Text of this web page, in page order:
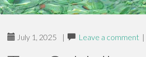
July 1, 2025 | Leave a comment |